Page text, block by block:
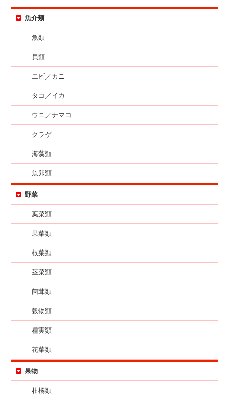
魚介類
魚類
貝類
エビ／カニ
タコ／イカ
ウニ／ナマコ
クラゲ
海藻類
魚卵類
野菜
葉菜類
果菜類
根菜類
茎菜類
菌茸類
穀物類
種実類
花菜類
果物
柑橘類